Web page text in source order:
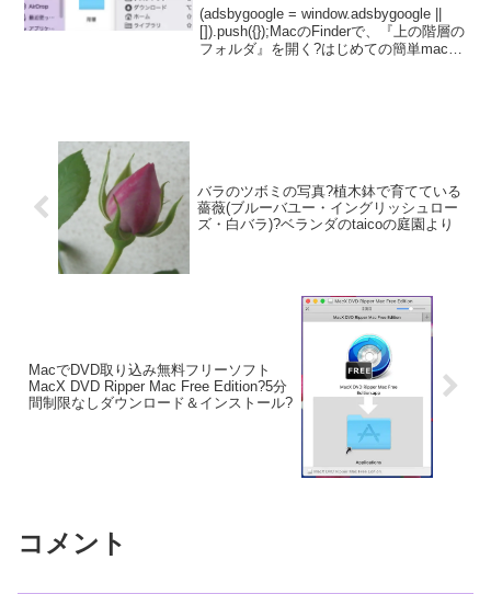
(adsbygoogle = window.adsbygoogle ||
[]).push({});MacのFinderで、『上の階層の
フォルダ』を開く?はじめての簡単macデ
バラのツボミの写真?植木鉢で育てている
薔薇(ブルーバユー・イングリッシュロー
ズ・白バラ)?ベランダのtaicoの庭園より
MacでDVD取り込み無料フリーソフト
MacX DVD Ripper Mac Free Edition?5分
間制限なしダウンロード＆インストール?
コメント